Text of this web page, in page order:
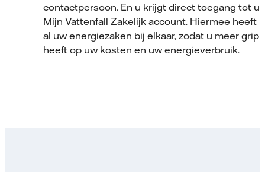
contactpersoon. En u krijgt direct toegang tot
Mijn Vattenfall Zakelijk account. Hiermee heeft u
al uw energiezaken bij elkaar, zodat u meer grip
heeft op uw kosten en uw energieverbruik.